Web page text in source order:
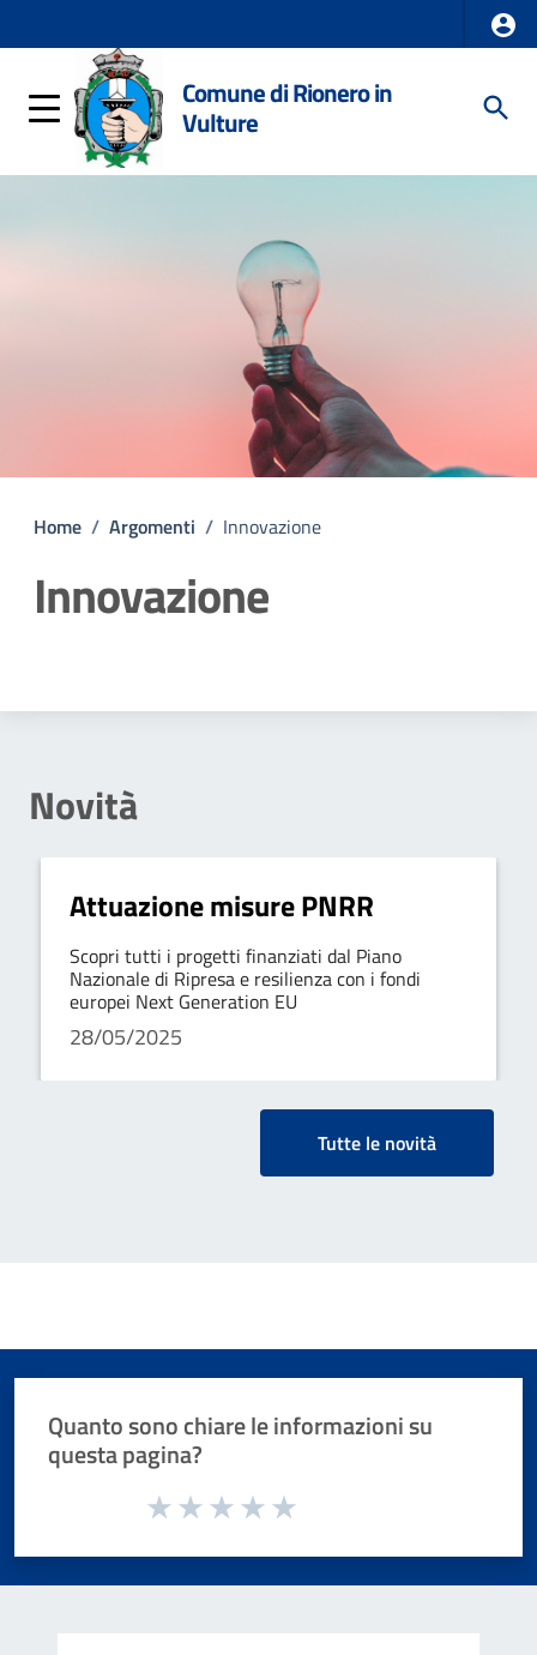
Comune di Rionero in
Vulture
Home / Argomenti / Innovazione
Innovazione
Novità
Attuazione misure PNRR
Scopri tutti i progetti finanziati dal Piano
Nazionale di Ripresa e resilienza con i fondi
europei Next Generation EU
28/05/2025
Tutte le novità
Quanto sono chiare le informazioni su
questa pagina?
Valuta da 1 a 5 stelle la pagina